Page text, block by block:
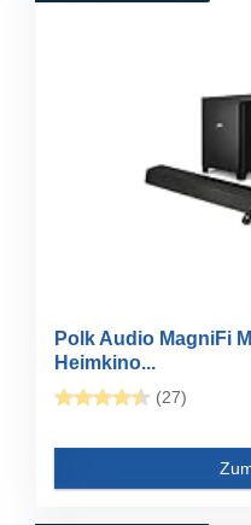
Polk Audio MagniFi
Heimkino...
(27)